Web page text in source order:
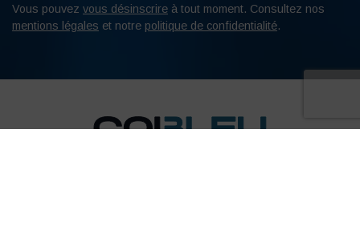
Vous pouvez vous désinscrire à tout moment. Consultez nos
mentions légales et notre politique de confidentialité.